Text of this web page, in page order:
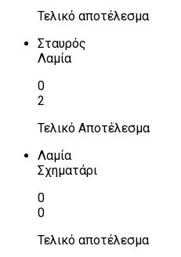
Τελικό αποτέλεσμα
Σταυρός
Λαμία
0
2
Τελικό Αποτέλεσμα
Λαμία
Σχηματάρι
0
0
Τελικό αποτέλεσμα